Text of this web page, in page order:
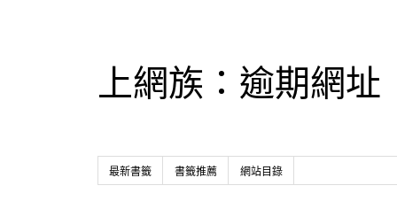
上網族：逾期網址
最新書籤 書籤推薦 網站目錄